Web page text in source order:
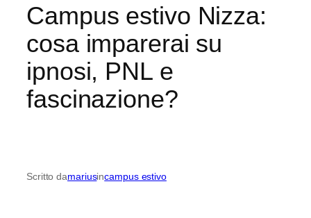
Campus estivo Nizza:
cosa imparerai su
ipnosi, PNL e
fascinazione?
Scritto damariusincampus estivo